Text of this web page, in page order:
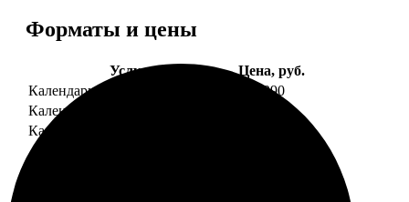
Форматы и цены
Услуга
Цена, руб.
Календарь настенный
от 1290
Календарь "домик"
Календарь магнитный отрывной